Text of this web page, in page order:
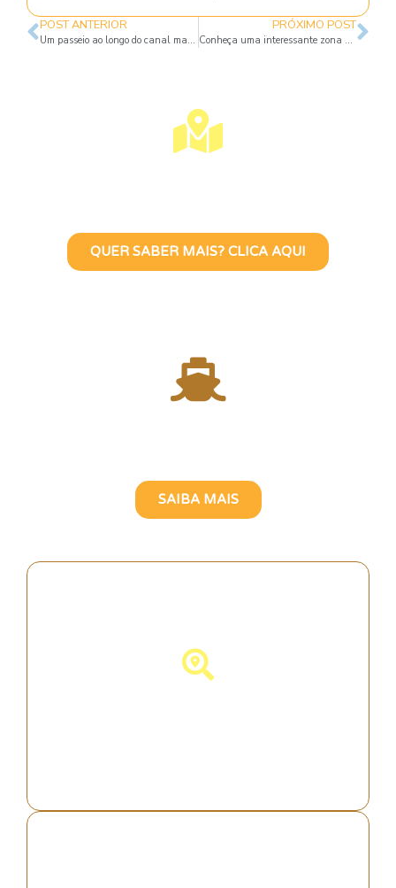
POST ANTERIOR
Um passeio ao longo do canal mais badalado de Milão
PRÓXIMO POST
Conheça uma interessante zona de Milão
QUER SABER MAIS? CLICA AQUI
SAIBA MAIS